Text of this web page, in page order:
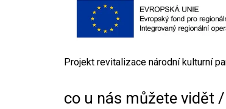
Projekt revitalizace národní kulturní
co u nás můžete vidět